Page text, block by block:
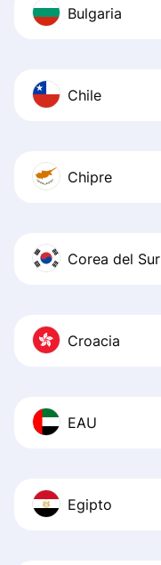
Bulgaria
Chile
Chipre
Corea del Sur
Croacia
EAU
Egipto